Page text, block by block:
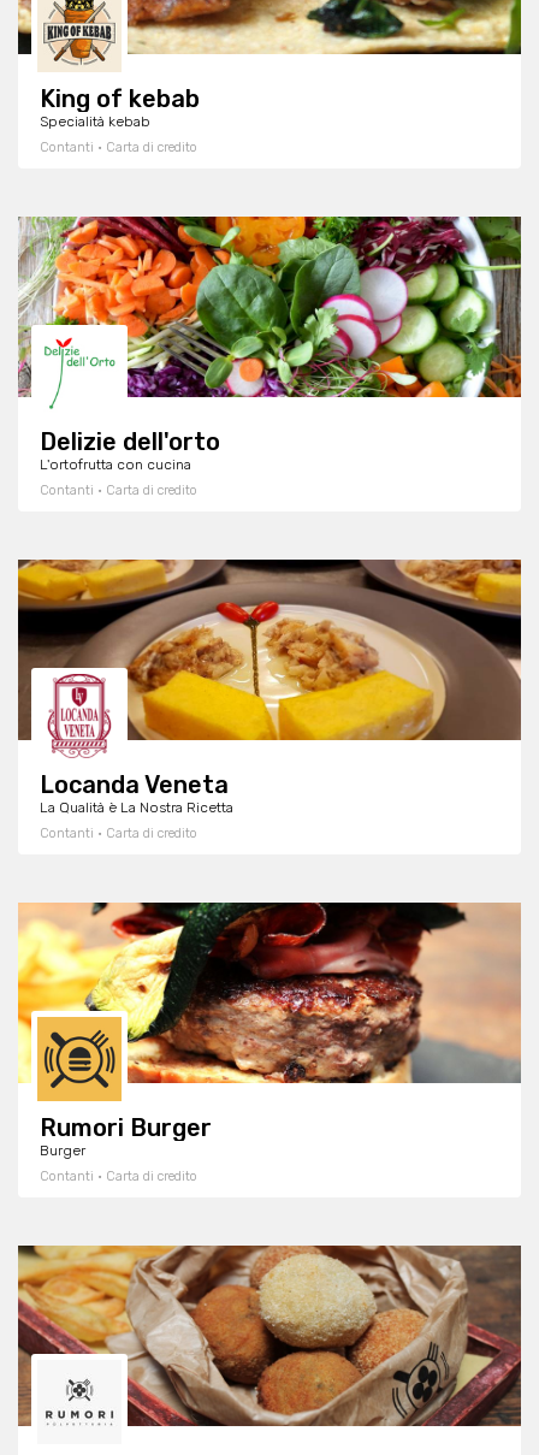
King of kebab
Specialità kebab
Contanti · Carta di credito
Delizie dell'orto
L'ortofrutta con cucina
Contanti · Carta di credito
Locanda Veneta
La Qualità è La Nostra Ricetta
Contanti · Carta di credito
Rumori Burger
Burger
Contanti · Carta di credito